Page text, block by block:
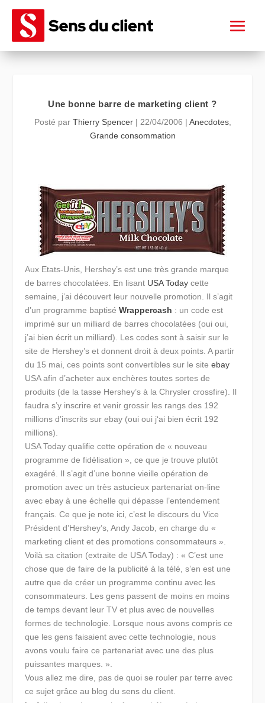
Une bonne barre de marketing client ?
Posté par Thierry Spencer| 22/04/2006 | Anecdotes,
Grande consommation
Aux Etats-Unis, Hershey’s est une très grande marque
de barres chocolatées. En lisant USA Today cette
semaine, j’ai découvert leur nouvelle promotion. Il s’agit
d’un programme baptiséWrappercash : un code est
imprimé sur un milliard de barres chocolatées (oui oui,
j’ai bien écrit un milliard). Les codes sont à saisir sur le
site de Hershey’s et donnent droit à deux points. A partir
du 15 mai, ces points sont convertibles sur le siteebay
USA afin d’acheter aux enchères toutes sortes de
produits (de la tasse Hershey’s à la Chrysler crossfire). Il
faudra s’y inscrire et venir grossir les rangs des 192
millions d’inscrits sur ebay (oui oui j‘ai bien écrit 192
millions).
USA Today qualifie cette opération de « nouveau
programme de fidélisation », ce que je trouve plutôt
exagéré. Il s’agit d’une bonne vieille opération de
promotion avec un très astucieux partenariat on-line
avec ebay à une échelle qui dépasse l’entendement
français. Ce que je note ici, c’est le discours du Vice
Président d’Hershey’s, Andy Jacob, en charge du «
marketing client et des promotions consommateurs ».
Voilà sa citation (extraite de USA Today) : « C’est une
chose que de faire de la publicité à la télé, s’en est une
autre que de créer un programme continu avec les
consommateurs. Les gens passent de moins en moins
de temps devant leur TV et plus avec de nouvelles
formes de technologie. Lorsque nous avons compris ce
que les gens faisaient avec cette technologie, nous
avons voulu faire ce partenariat avec une des plus
puissantes marques. ».
Vous allez me dire, pas de quoi se rouler par terre avec
ce sujet grâce au blog du sens du client.